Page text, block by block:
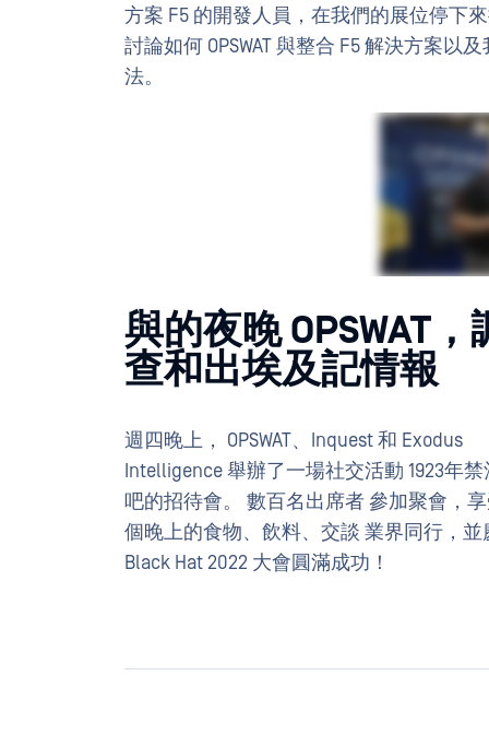
方案 F5 的開發人員，在我們的展位停下來
討論如何 OPSWAT 與整合 F5 解決方案以
法。
與的夜晚 OPSWAT，
查和出埃及記情報
週四晚上， OPSWAT、Inquest 和 Exodus
Intelligence 舉辦了一場社交活動 1923年
吧的招待會。 數百名出席者 參加聚會，
個晚上的食物、飲料、交談 業界同行，並
Black Hat 2022 大會圓滿成功！